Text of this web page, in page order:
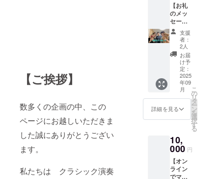
【ご挨拶】
数多くの企画の中、この
ページにお越しいただきま
した誠にありがとうござい
ます。
私たちは クラシック演奏
【お礼
のメッ
セー
ジ】 感
謝の気
持ちを
込め
て、お
礼の
メッ
セージ
をお送
りしま
す。 お
礼の
メッ
を収録
した動
画の
URLを
メール
支援
者：
2人
お届
け予
定：
2025
年09
月
詳細を見る
こ
の
リ
タ
ー
ン
を
選
択
す
る
10,
000 円
【オン
ライン
でマリ